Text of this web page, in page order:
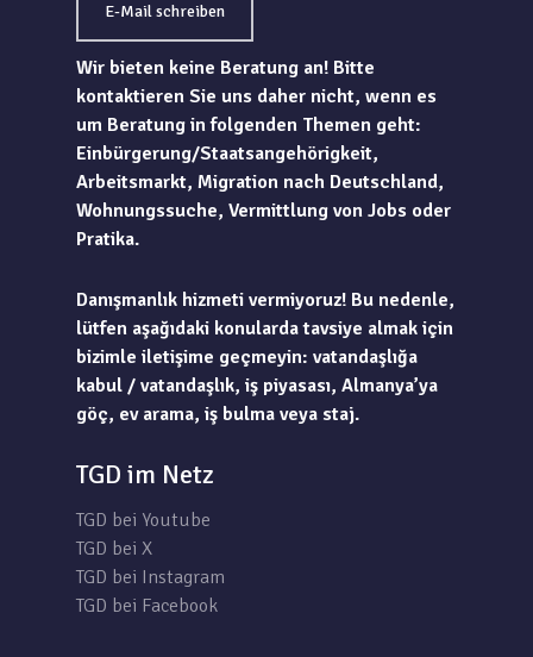
E-Mail schreiben
Wir bieten keine Beratung an! Bitte
kontaktieren Sie uns daher nicht, wenn es
um Beratung in folgenden Themen geht:
Einbürgerung/Staatsangehörigkeit,
Arbeitsmarkt, Migration nach Deutschland,
Wohnungssuche, Vermittlung von Jobs oder
Pratika.
Danışmanlık hizmeti vermiyoruz! Bu nedenle,
lütfen aşağıdaki konularda tavsiye almak için
bizimle iletişime geçmeyin: vatandaşlığa
kabul / vatandaşlık, iş piyasası, Almanya’ya
göç, ev arama, iş bulma veya staj.
TGD im Netz
TGD bei Youtube
TGD bei X
TGD bei Instagram
TGD bei Facebook